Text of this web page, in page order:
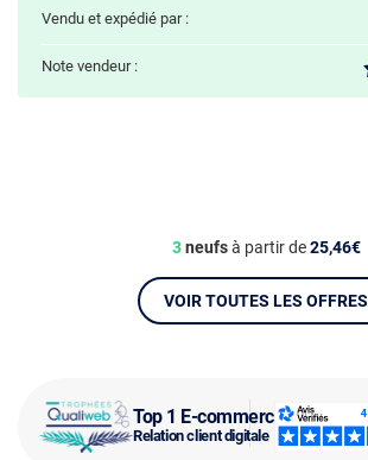
Top 1 E-commerce
Relation client digitale
Vendu et expédié par :
Note vendeur :
3neufsà partir de25,46€
VOIR TOUTES LES OFFRES